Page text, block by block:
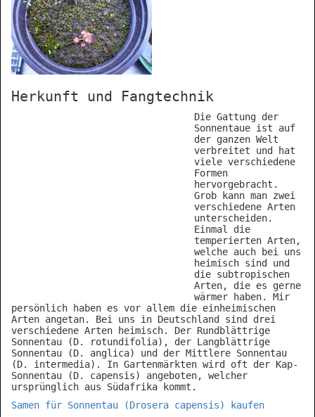
Herkunft und Fangtechnik
Die Gattung der
Sonnentaue ist auf
der ganzen Welt
verbreitet und hat
viele verschiedene
Formen
hervorgebracht.
Grob kann man zwei
verschiedene Arten
unterscheiden.
Einmal die
temperierten Arten,
welche auch bei uns
heimisch sind und
die subtropischen
Arten, die es gerne
wärmer haben. Mir
persönlich haben es vor allem die einheimischen
Arten angetan. Bei uns in Deutschland sind drei
verschiedene Arten heimisch. Der Rundblättrige
Sonnentau (D. rotundifolia), der Langblättrige
Sonnentau (D. anglica) und der Mittlere Sonnentau
(D. intermedia). In Gartenmärkten wird oft der Kap-
Sonnentau (D. capensis) angeboten, welcher
ursprünglich aus Südafrika kommt.
Samen für Sonnentau (Drosera capensis) kaufen